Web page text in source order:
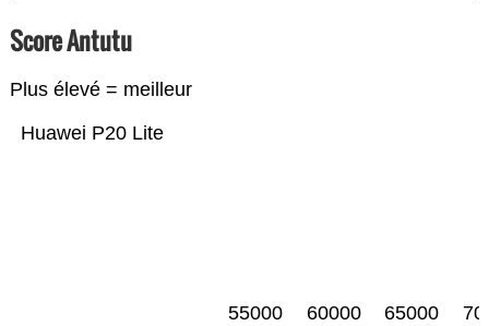
Score Antutu
Plus élevé = meilleur
Huawei P20 Lite
55000 60000 65000